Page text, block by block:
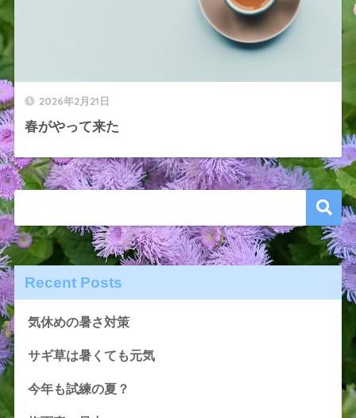
2026年2月21日
春がやって来た
Recent Posts
気休めの暑さ対策
サギ草は暑くても元気
今年も試練の夏？